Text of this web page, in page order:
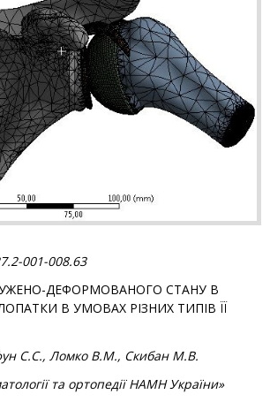
001-008.63
ДЕФОРМОВАНОГО СТАНУ В
В УМОВАХ РІЗНИХ ТИПІВ ЇЇ
С.С., Ломко В.М., Скибан М.В.
та ортопедії НАМН України»